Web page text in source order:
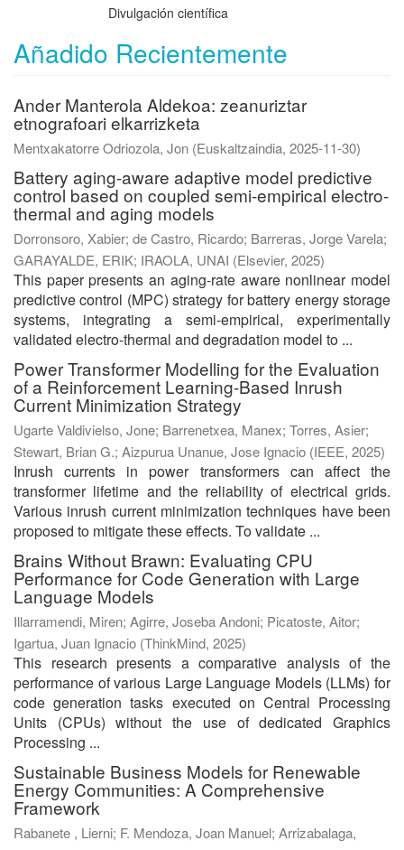
Divulgación científica
Añadido Recientemente
Ander Manterola Aldekoa: zeanuriztar
etnografoari elkarrizketa
Mentxakatorre Odriozola, Jon (Euskaltzaindia, 2025-11-30)
Battery aging-aware adaptive model predictive
control based on coupled semi-empirical electro-
thermal and aging models
Dorronsoro, Xabier; de Castro, Ricardo; Barreras, Jorge Varela;
GARAYALDE, ERIK; IRAOLA, UNAI (Elsevier, 2025)
This paper presents an aging-rate aware nonlinear model
predictive control (MPC) strategy for battery energy storage
systems, integrating a semi-empirical, experimentally
validated electro-thermal and degradation model to ...
Power Transformer Modelling for the Evaluation
of a Reinforcement Learning-Based Inrush
Current Minimization Strategy
Ugarte Valdivielso, Jone; Barrenetxea, Manex; Torres, Asier;
Stewart, Brian G.; Aizpurua Unanue, Jose Ignacio (IEEE, 2025)
Inrush currents in power transformers can affect the
transformer lifetime and the reliability of electrical grids.
Various inrush current minimization techniques have been
proposed to mitigate these effects. To validate ...
Brains Without Brawn: Evaluating CPU
Performance for Code Generation with Large
Language Models
Illarramendi, Miren; Agirre, Joseba Andoni; Picatoste, Aitor;
Igartua, Juan Ignacio (ThinkMind, 2025)
This research presents a comparative analysis of the
performance of various Large Language Models (LLMs) for
code generation tasks executed on Central Processing
Units (CPUs) without the use of dedicated Graphics
Processing ...
Sustainable Business Models for Renewable
Energy Communities: A Comprehensive
Framework
Rabanete , Lierni; F. Mendoza, Joan Manuel; Arrizabalaga,